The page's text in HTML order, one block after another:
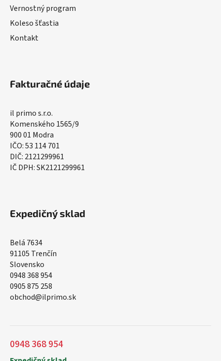
Vernostný program
Koleso šťastia
Kontakt
Fakturačné údaje
il primo s.r.o.
Komenského 1565/9
900 01 Modra
IČO: 53 114 701
DIČ: 2121299961
IČ DPH: SK2121299961
Expedičný sklad
Belá 7634
91105 Trenčín
Slovensko
0948 368 954
0905 875 258
obchod@ilprimo.sk
0948 368 954